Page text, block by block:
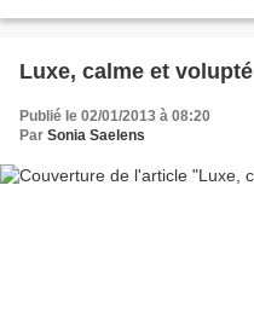
Luxe, calme et volupté
Publié le 02/01/2013 à 08:20
Par Sonia Saelens